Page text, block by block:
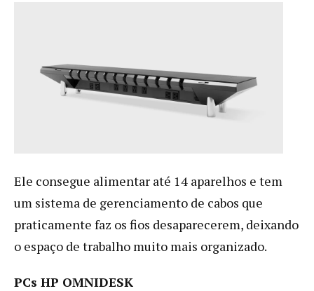
Ele consegue alimentar até 14 aparelhos e tem
um sistema de gerenciamento de cabos que
praticamente faz os fios desaparecerem, deixando
o espaço de trabalho muito mais organizado.
PCs HP OMNIDESK